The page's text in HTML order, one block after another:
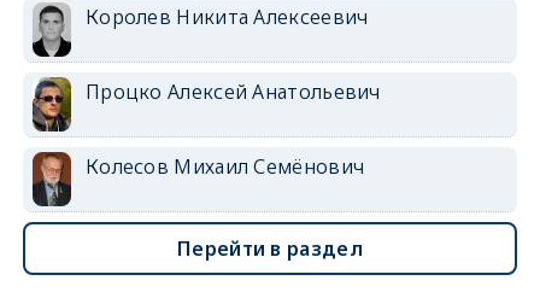
Королев Никита Алексеевич
Процко Алексей Анатольевич
Колесов Михаил Семёнович
Перейти в раздел